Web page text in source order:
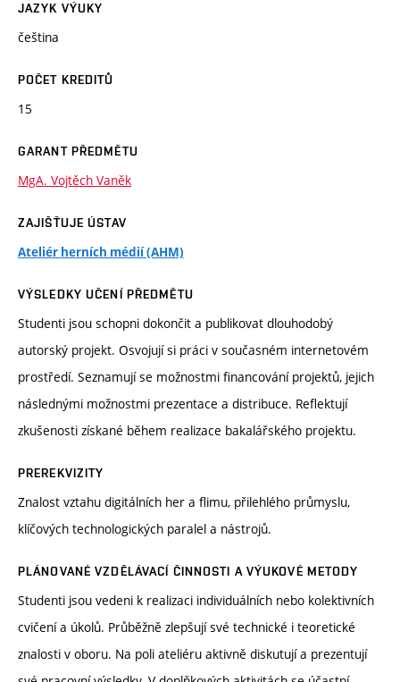
JAZYK VÝUKY
čeština
POČET KREDITŮ
15
GARANT PŘEDMĚTU
MgA. Vojtěch Vaněk
ZAJIŠŤUJE ÚSTAV
Ateliér herních médií (AHM)
VÝSLEDKY UČENÍ PŘEDMĚTU
Studenti jsou schopni dokončit a publikovat dlouhodobý
autorský projekt. Osvojují si práci v současném internetovém
prostředí. Seznamují se možnostmi financování projektů, jejich
následnými možnostmi prezentace a distribuce. Reflektují
zkušenosti získané během realizace bakalářského projektu.
PREREKVIZITY
Znalost vztahu digitálních her a flimu, přilehlého průmyslu,
klíčových technologických paralel a nástrojů.
PLÁNOVANÉ VZDĚLÁVACÍ ČINNOSTI A VÝUKOVÉ METODY
Studenti jsou vedeni k realizaci individuálních nebo kolektivních
cvičení a úkolů. Průběžně zlepšují své technické i teoretické
znalosti v oboru. Na poli ateliéru aktivně diskutují a prezentují